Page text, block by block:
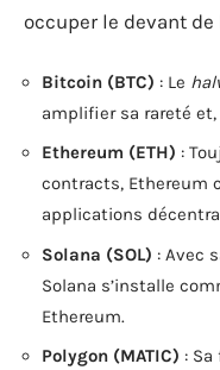
occuper le devant de
Bitcoin (BTC) : Le
amplifier sa rareté
Ethereum (ETH) :
contracts, Ethereum
applications
Solana (SOL) : Avec
Solana s’installe
Ethereum.
Polygon (MATIC) :